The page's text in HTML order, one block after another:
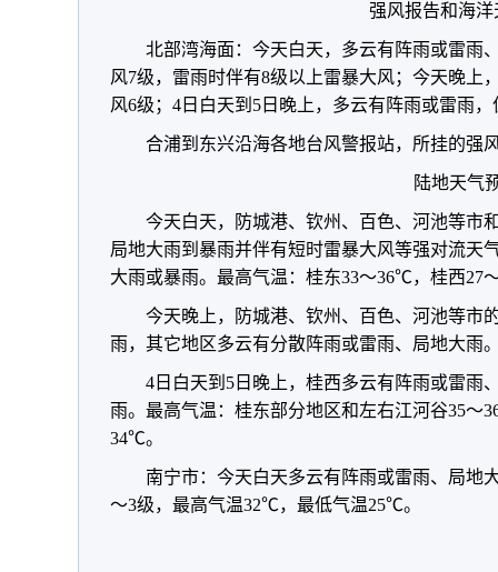
强风报告和海洋
北部湾海面：今天白天，多云有阵雨或雷雨
风7级，雷雨时伴有8级以上雷暴大风；今天晚上
风6级；4日白天到5日晚上，多云有阵雨或雷雨
合浦到东兴沿海各地台风警报站，所挂的强
陆地天气
今天白天，防城港、钦州、百色、河池等市
局地大雨到暴雨并伴有短时雷暴大风等强对流天
大雨或暴雨。最高气温：桂东33～36℃，桂西27
今天晚上，防城港、钦州、百色、河池等市
雨，其它地区多云有分散阵雨或雷雨、局地大雨
4日白天到5日晚上，桂西多云有阵雨或雷雨
雨。最高气温：桂东部分地区和左右江河谷35
34℃。
南宁市：今天白天多云有阵雨或雷雨、局地
～3级，最高气温32℃，最低气温25℃。